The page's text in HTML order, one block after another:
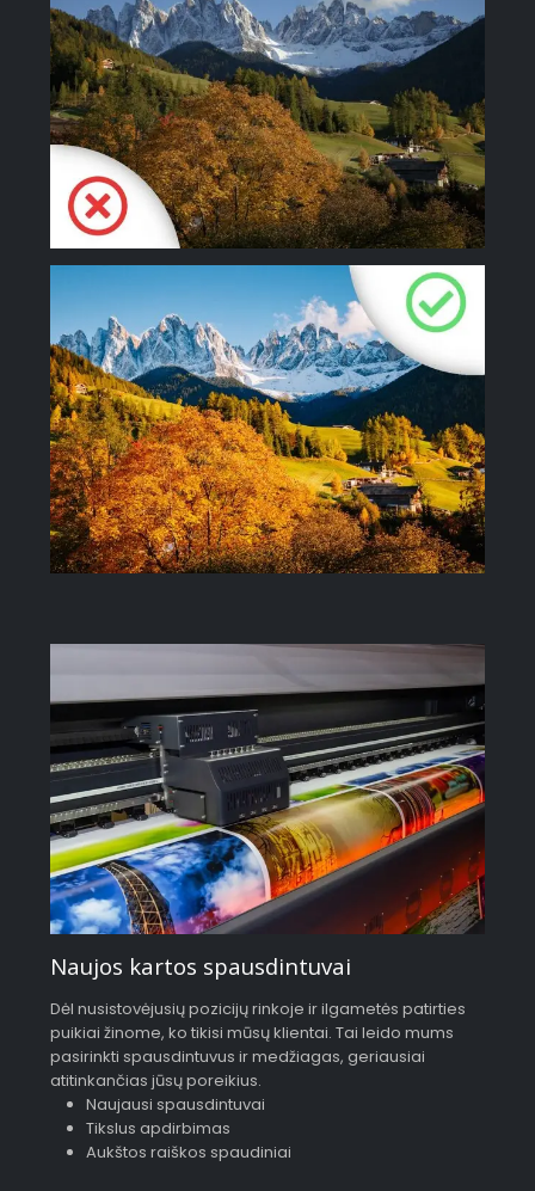
Naujos kartos spausdintuvai
Dėl nusistovėjusių pozicijų rinkoje ir ilgametės patirties
puikiai žinome, ko tikisi mūsų klientai. Tai leido mums
pasirinkti spausdintuvus ir medžiagas, geriausiai
atitinkančias jūsų poreikius.
Naujausi spausdintuvai
Tikslus apdirbimas
Aukštos raiškos spaudiniai